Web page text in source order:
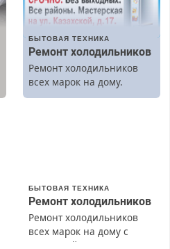
БЫТОВАЯ ТЕХНИКА
Ремонт холодильников
Ремонт холодильников
всех марок на дому.
БЫТОВАЯ ТЕХНИКА
Ремонт холодильников
Ремонт холодильников
всех марок на дому с
гарантией. Замена